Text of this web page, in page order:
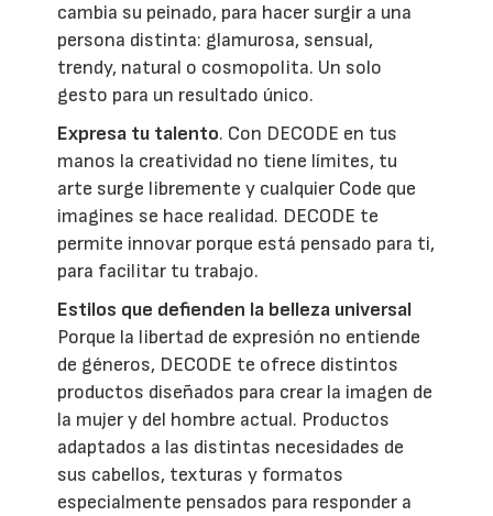
cambia su peinado, para hacer surgir a una
persona distinta: glamurosa, sensual,
trendy, natural o cosmopolita. Un solo
gesto para un resultado único.
Expresa tu talento. Con DECODE en tus
manos la creatividad no tiene límites, tu
arte surge libremente y cualquier Code que
imagines se hace realidad. DECODE te
permite innovar porque está pensado para ti,
para facilitar tu trabajo.
Estilos que defienden la belleza universal
Porque la libertad de expresión no entiende
de géneros, DECODE te ofrece distintos
productos diseñados para crear la imagen de
la mujer y del hombre actual. Productos
adaptados a las distintas necesidades de
sus cabellos, texturas y formatos
especialmente pensados para responder a